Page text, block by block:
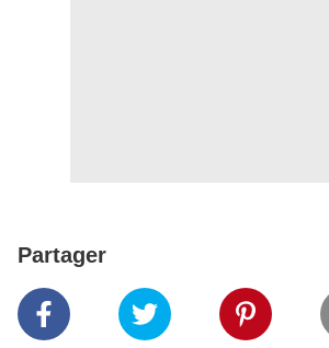
Partager